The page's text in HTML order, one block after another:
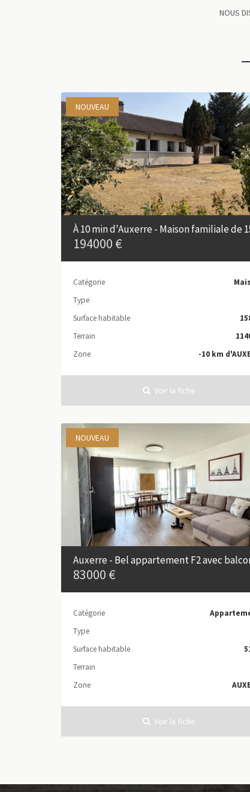
NOUS
NOUVEAU
194000 €
Catégorie
Type
Surface habitable
Terrain
Zone
-10 km
Voir la fiche
NOUVEAU
83000 €
Catégorie
Type
Surface habitable
Terrain
Zone
Voir la fiche